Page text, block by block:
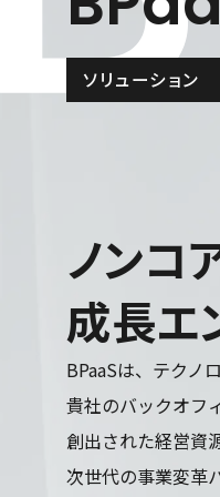
ソリューション
ノンコ
成長エ
BPaaSは、テクノ
貴社のバックオフ
創出された経営資
次世代の事業変革